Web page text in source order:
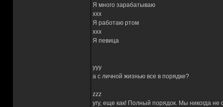
Я много зарабатываю
xxx
Я работаю ртом
xxx
Я певица
yyy
а с личной жизнью все в порядке?
zzz
угу, еще как! Полный порядок. Мы никогда